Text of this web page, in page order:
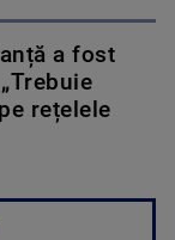
a fost
rețelele